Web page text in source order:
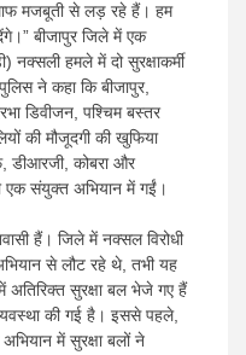
मजबूती से लड़ रहे हैं। हम
बीजापुर जिले में एक
नक्सली हमले में दो सुरक्षाकर्मी
ने कहा कि बीजापुर,
डिवीजन, पश्चिम बस्तर
की मौजूदगी की खुफिया
डीआरजी, कोबरा और
एक संयुक्त अभियान में गईं।
हैं। जिले में नक्सल विरोधी
अभियान से लौट रहे थे, तभी यह
सुरक्षा बल भेजे गए हैं
की गई है। इससे पहले,
में सुरक्षा बलों ने